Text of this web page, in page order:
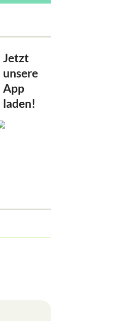
Jetzt
unsere
App
laden!